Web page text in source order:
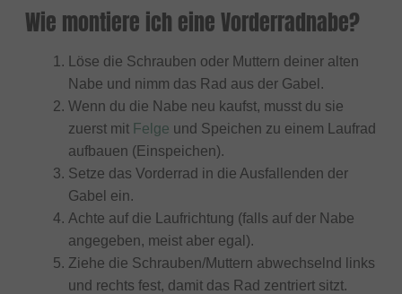
Wie montiere ich eine Vorderradnabe?
Löse die Schrauben oder Muttern deiner alten
Nabe und nimm das Rad aus der Gabel.
Wenn du die Nabe neu kaufst, musst du sie
zuerst mit Felge und Speichen zu einem Laufrad
aufbauen (Einspeichen).
Setze das Vorderrad in die Ausfallenden der
Gabel ein.
Achte auf die Laufrichtung (falls auf der Nabe
angegeben, meist aber egal).
Ziehe die Schrauben/Muttern abwechselnd links
und rechts fest, damit das Rad zentriert sitzt.